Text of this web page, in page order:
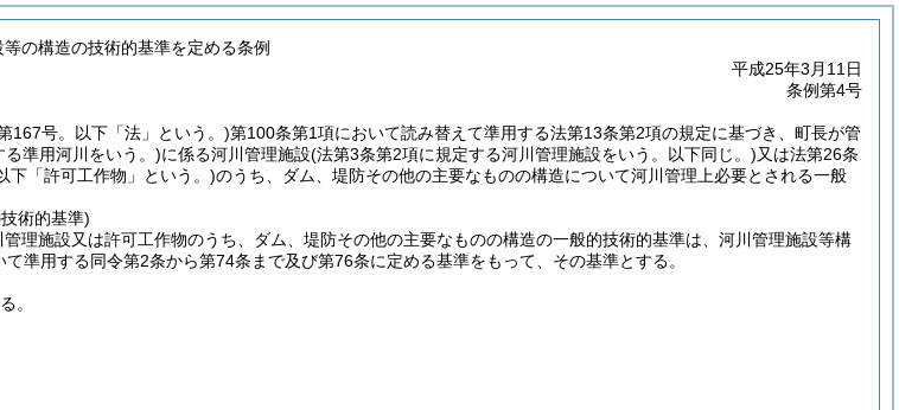
の構造の技術的基準を定める条例
平成25年3月11日
条例第4号
167号。以下「法」という。)第100条第1項において読み替えて準用する法第13条第2項の規定に基づき、町長が管
準用河川をいう。)に係る河川管理施設(法第3条第2項に規定する河川管理施設をいう。以下同じ。)又は法第26条
下「許可工作物」という。)のうち、ダム、堤防その他の主要なものの構造について河川管理上必要とされる一般
術的基準)
理施設又は許可工作物のうち、ダム、堤防その他の主要なものの構造の一般的技術的基準は、河川管理施設等構
て準用する同令第2条から第74条まで及び第76条に定める基準をもって、その基準とする。
。